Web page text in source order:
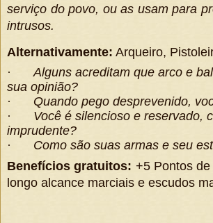
serviço do povo, ou as usam para
intrusos.
Alternativamente: Arqueiro,
·
Alguns acreditam que arco e
sua opinião?
·
Quando pego desprevenido,
·
Você é silencioso e reservado,
imprudente?
·
Como são suas armas e seu
Benefícios gratuitos: +5 Pontos
longo alcance marciais e escudos